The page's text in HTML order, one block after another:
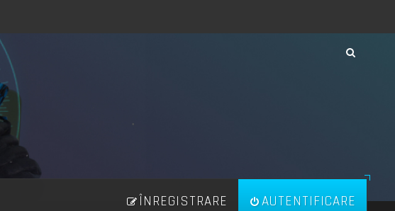
AUTENTIFICARE
ÎNREGISTRARE